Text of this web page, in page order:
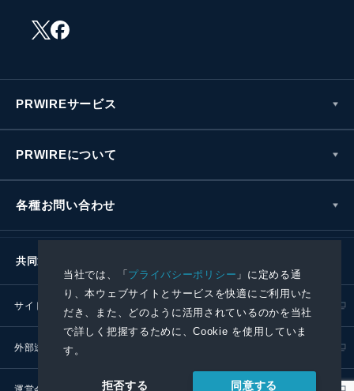
当社では、「プライバシーポリシー 」に定める通
り、本ウェブサイトとサービスを快適にご利用いた
だき、また、どのように活用されているのかを当社
で詳しく把握するために、Cookie を使用していま
す。
拒否する 同意する
PRWIREサービス
PRWIREについて
各種お問い合わせ
共同通信社グループ
サイトポリシー プライバシーポリシー
外部送信ポリシー